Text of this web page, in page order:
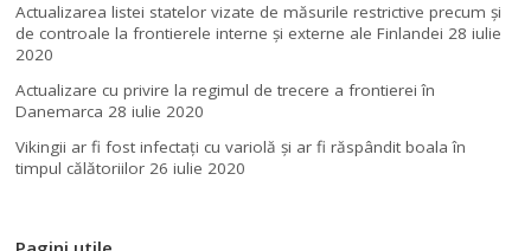
Actualizarea listei statelor vizate de măsurile restrictive precum și
de controale la frontierele interne și externe ale Finlandei 28 iulie
2020
Actualizare cu privire la regimul de trecere a frontierei în
Danemarca 28 iulie 2020
Vikingii ar fi fost infectaţi cu variolă şi ar fi răspândit boala în
timpul călătoriilor 26 iulie 2020